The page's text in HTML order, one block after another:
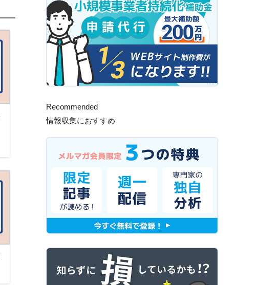
Recommended
情報収集におすすめ